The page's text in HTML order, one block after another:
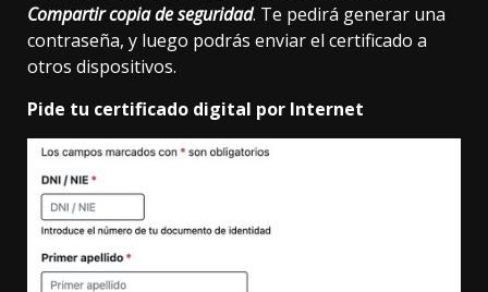
Compartir copia de seguridad. Te pedirá generar una
contraseña, y luego podrás enviar el certificado a
otros dispositivos.
Pide tu certificado digital por Internet